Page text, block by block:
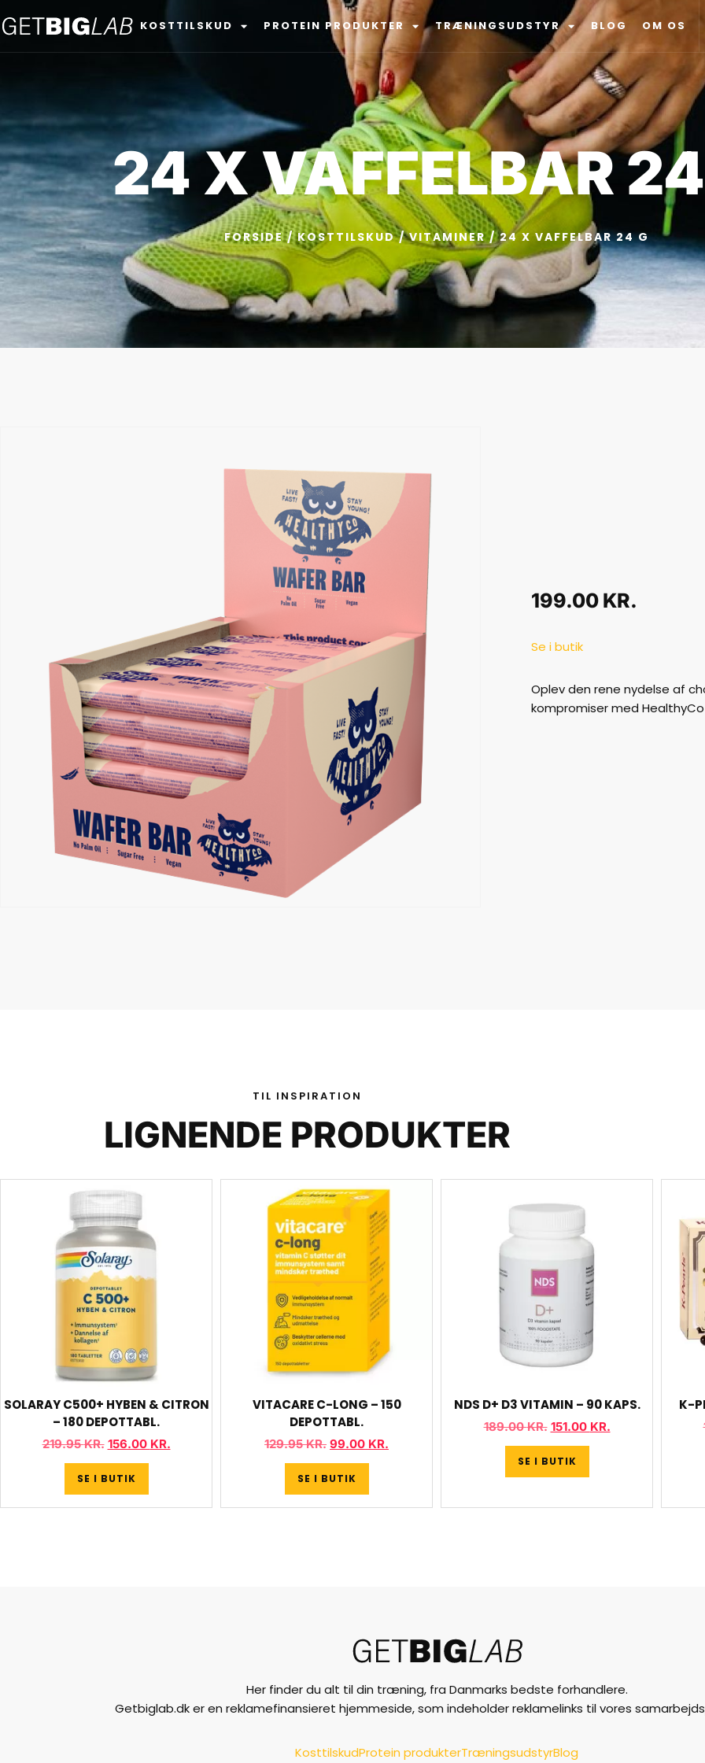
KOSTTILSKUD PROTEIN PRODUKTER TRÆNINGSUDSTYR BLOG OM OS
24 X VAFFELBAR
FORSIDE/KOSTTILSKUD/VITAMINER/ 24 X VAFFELBAR 24 G
199.00 KR.
Se i butik
Oplev den rene nydelse af
kompromiser med
TIL INSPIRATION
LIGNENDE PRODUKTER
SOLARAY C500+ HYBEN & CITRON
– 180 DEPOTTABL.
219.95KR. 156.00 KR.
SE I BUTIK
VITACARE C-LONG – 150
DEPOTTABL.
129.95KR. 99.00 KR.
SE I BUTIK
NDS D+ D3 VITAMIN – 90 KAPS.
189.00KR. 151.00 KR.
SE I BUTIK
K-
Her finder du alt til din træning, fra Danmarks bedste forhandlere.
Getbiglab.dk er en reklamefinansieret hjemmeside, som indeholder reklamelinks til vores
KosttilskudProtein produkterTræningsudstyrBlog